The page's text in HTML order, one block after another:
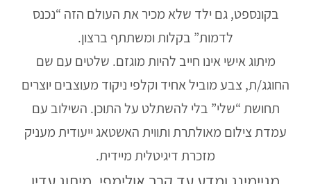
בקונספט, גם ילד שלא מכיר את העולם הזה “נכנס
לדמות” בקלות ומשתתף ברצון.
מיתוג אישי אינו חייב להיות מוגזם. שלטים עם שם
החוגג/ת, צבע מוביל אחיד וקלפי ניקוד מעוצבים יוצרים
תחושת “שלי” בלי להשתלט על התוכן. השילוב עם
עמדת צילום מאולתרת ותווית האשטאג ייעודית מעניק
מזכרת דיגיטלית מיידית.